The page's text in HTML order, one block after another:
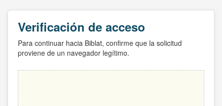
Verificación de acceso
Para continuar hacia Biblat, confirme que la solicitud
proviene de un navegador legítimo.